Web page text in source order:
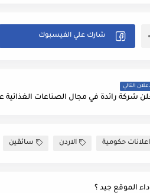
التالي
اعلانات حكومية الاردن سائقين
الموقع جيد ؟